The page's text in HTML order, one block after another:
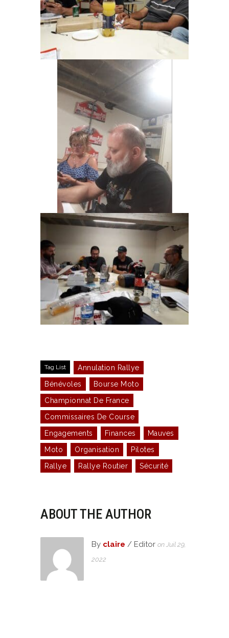
Tag List
Annulation Rallye
Bénévoles
Bourse Moto
Championnat De France
Commissaires De Course
Engagements
Finances
Mauves
Moto
Organisation
Pilotes
Rallye
Rallye Routier Sécurité
ABOUT THE AUTHOR
By claire / Editor on Juil 29,
2022